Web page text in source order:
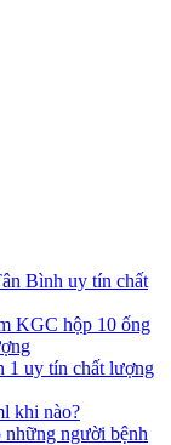
Bình uy tín chất
KGC hộp 10 ống
1 uy tín chất lượng
khi nào?
những người bệnh